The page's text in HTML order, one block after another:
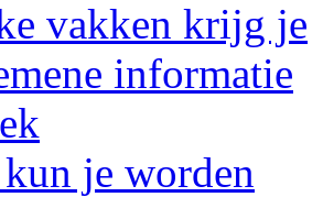
vakken krijg je
informatie
je worden